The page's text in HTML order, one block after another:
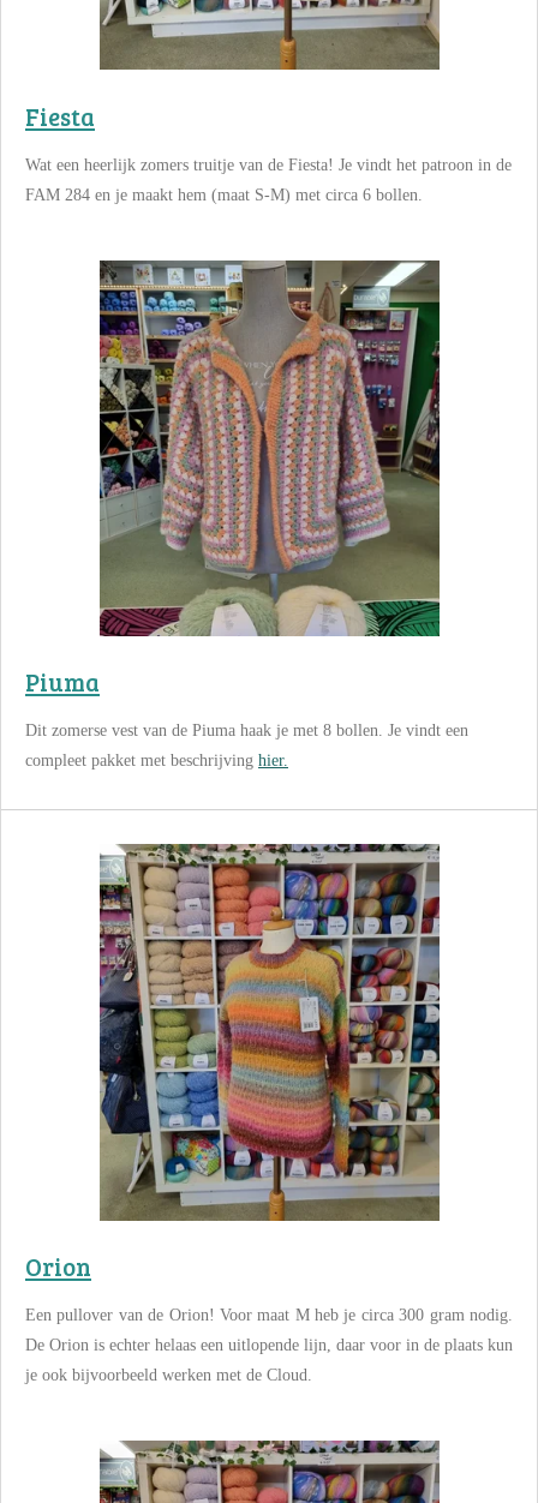
Fiesta
Wat een heerlijk zomers truitje van de Fiesta! Je vindt het patroon in de
FAM 284 en je maakt hem (maat S-M) met circa 6 bollen.
Piuma
Dit zomerse vest van de Piuma haak je met 8 bollen. Je vindt een
compleet pakket met beschrijving hier.
Orion
Een pullover van de Orion! Voor maat M heb je circa 300 gram nodig.
De Orion is echter helaas een uitlopende lijn, daar voor in de plaats kun
je ook bijvoorbeeld werken met de Cloud.